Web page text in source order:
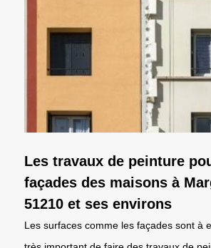
Les travaux de peinture
façades des maisons à
51210 et ses environs
Les surfaces comme les façades sont à